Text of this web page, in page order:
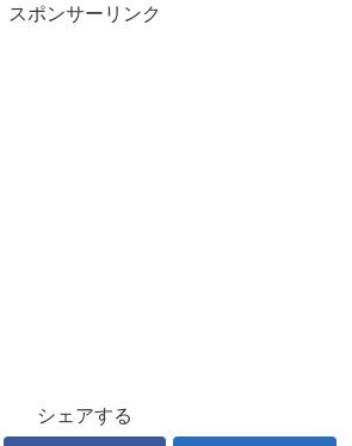
スポンサーリンク
シェアする